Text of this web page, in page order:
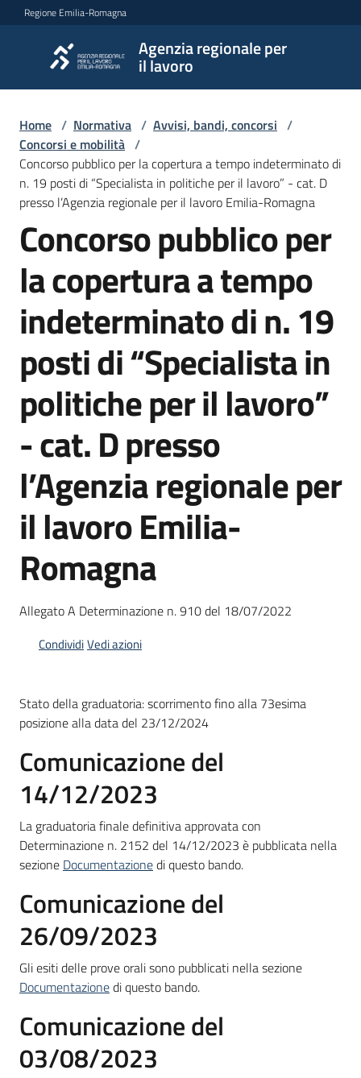
Vai al contenuto
Vai alla navigazione
Vai al footer
Regione Emilia-Romagna
Agenzia regionale per
il lavoro
Agenzia
regionale
per il
lavoro
L'Agenzia
Novità
Servizi
I
centri
per
l'impiego
Lavoro
per
te
su
Home / Normativa / Avvisi, bandi, concorsi /
Concorsi e mobilità /
Concorso pubblico per la copertura a tempo indeterminato di
n. 19 posti di “Specialista in politiche per il lavoro” - cat. D
presso l’Agenzia regionale per il lavoro Emilia-Romagna
Concorso pubblico per
la copertura a tempo
indeterminato di n. 19
posti di “Specialista in
politiche per il lavoro”
- cat. D presso
l’Agenzia regionale per
il lavoro Emilia-
Romagna
Allegato A Determinazione n. 910 del 18/07/2022
CondividiVedi azioni
Stato della graduatoria: scorrimento fino alla 73esima
posizione alla data del 23/12/2024
Comunicazione del
14/12/2023
La graduatoria finale definitiva approvata con
Determinazione n. 2152 del 14/12/2023 è pubblicata nella
sezione Documentazionedi questo bando.
Comunicazione del
26/09/2023
Gli esiti delle prove orali sono pubblicati nella sezione
Documentazionedi questo bando.
Comunicazione del
03/08/2023